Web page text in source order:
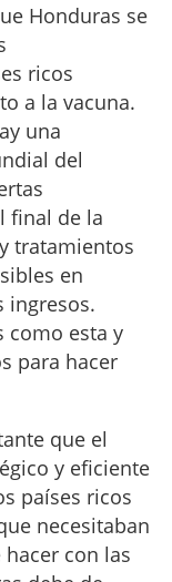
Honduras se
ricos
a la vacuna.
una
del
final de la
tratamientos
en
ingresos.
como esta y
para hacer
que el
y eficiente
países ricos
necesitaban
con las